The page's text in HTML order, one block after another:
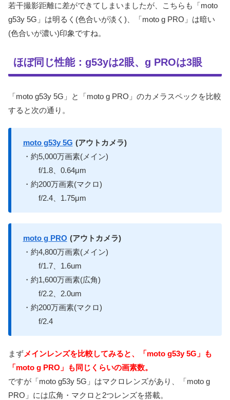
若干撮影距離に差ができてしまいましたが、こちらも「moto
g53y 5G」は明るく(色合いが淡く)、「moto g PRO」は暗い
(色合いが濃い)印象ですね。
ほぼ同じ性能：g53yは2眼、g PROは3眼
「moto g53y 5G」と「moto g PRO」のカメラスペックを比較
すると次の通り。
moto g53y 5G (アウトカメラ)
・約5,000万画素(メイン)
f/1.8、0.64μm
・約200万画素(マクロ)
f/2.4、1.75μm
moto g PRO (アウトカメラ)
・約4,800万画素(メイン)
f/1.7、1.6um
・約1,600万画素(広角)
f/2.2、2.0um
・約200万画素(マクロ)
f/2.4
まずメインレンズを比較してみると、「moto g53y 5G」も
「moto g PRO」も同じくらいの画素数。
ですが「moto g53y 5G」はマクロレンズがあり、「moto g
PRO」には広角・マクロと2つレンズを搭載。